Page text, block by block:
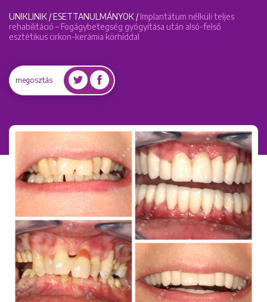
UNIKLINIK /ESETTANULMÁNYOK /Implantátum nélküli teljes
rehabilitáció – Fogágybetegség gyógyítása után alsó-felső
esztétikus cirkon-kerámia körhíddal
megosztás